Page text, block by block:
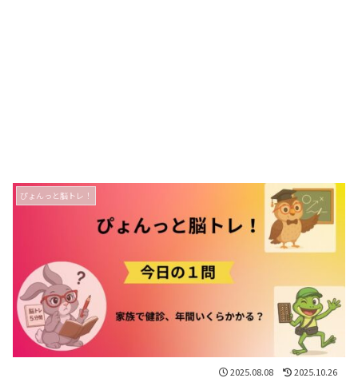
ぴょんっと脳トレ！
2025.08.08 2025.10.26